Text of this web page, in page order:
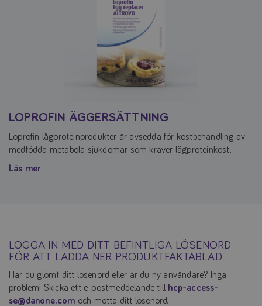
LOPROFIN ÄGGERSÄTTNING
Loprofin lågproteinprodukter är avsedda för kostbehandling av
medfödda metabola sjukdomar som kräver lågproteinkost.
Läs mer
LOGGA IN MED DITT BEFINTLIGA LÖSENORD
FÖR ATT LADDA NER PRODUKTFAKTABLAD
Har du glömt ditt lösenord eller är du ny användare? Inga
problem! Skicka ett e-postmeddelande till hcp-access-
se@danone.com och motta ditt lösenord.